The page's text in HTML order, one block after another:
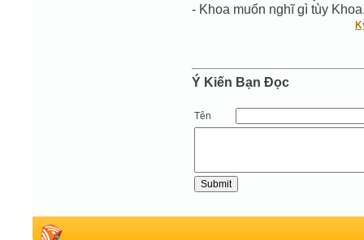
- Khoa muốn nghĩ gì tùy
Ý Kiến Bạn Ðọc
Tên